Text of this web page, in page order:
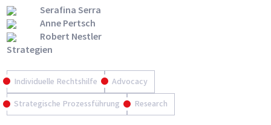
Serafina Serra
Anne Pertsch
Robert Nestler
Strategien
Individuelle Rechtshilfe Advocacy
Strategische Prozessführung Research